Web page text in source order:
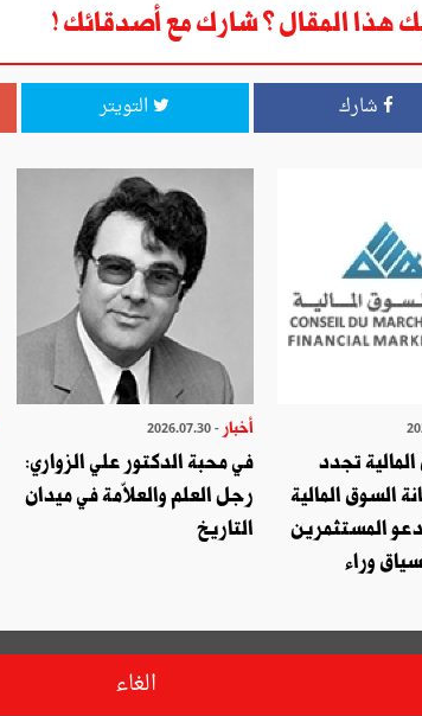
اكتب تعليق
هذا المقال ؟ شارك مع أصدقائك !
شارك التويتر
تجدد
السوق المالية
المستثمرين
وراء
أخبار - 2026.07.30
في محبة الدكتور علي الزواري:
رجل العلم والعلاّمة في ميدان
التاريخ
الغاء